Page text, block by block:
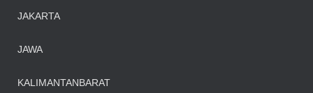
JAKARTA
JAWA
KALIMANTANBARAT